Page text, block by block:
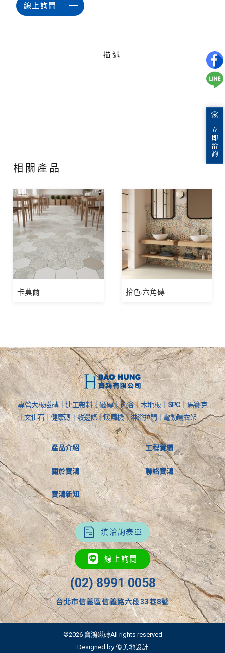
線上詢問
描述
相關產品
卡莫爾 拾色-六角磚
專營大板磁磚｜連工帶料｜磁磚｜衛浴｜木地板｜SPC｜馬賽克
｜文化石｜健康磚｜收邊條｜暖風機｜淋浴拉門｜電動曬衣架
產品介紹
關於寶鴻
寶鴻新知
工程實績
聯絡寶鴻
填洽詢表單
線上詢問
(02) 8991 0058
台北市信義區信義路六段33巷8號
©2026 寶鴻磁磚All rights reserved
Designed by 優美地設計